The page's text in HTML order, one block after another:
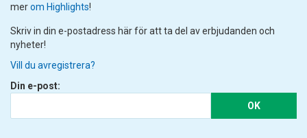
merom Highlights!
Skriv in din e-postadress här för att ta del av erbjudanden och
nyheter!
Vill du avregistrera?
Din e-post:
OK